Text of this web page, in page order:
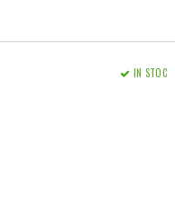
IN STOC